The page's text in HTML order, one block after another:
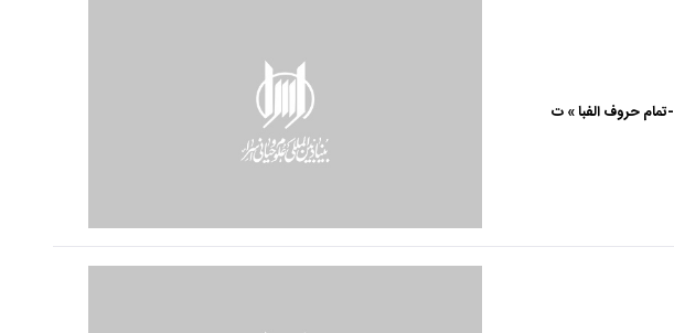
-تمام حروف الفبا » ت